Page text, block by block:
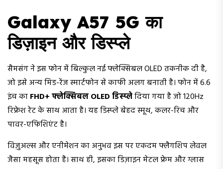
Galaxy A57 5G का
डिज़ाइन और डिस्प्ले
सैमसंग ने इस फोन में बिल्कुल नई फ्लेक्सिबल OLED तकनीक दी है,
जो इसे अन्य मिड-रेंज स्मार्टफोन से काफी अलग बनाती है। फोन में 6.6
इंच काFHD+ फ्लेक्सिबल OLED डिस्प्लेदिया गया है जो 120Hz
रिफ्रेश रेट के साथ आता है। यह डिस्प्ले बेहद स्मूथ, कलर-रिच और
पावर-एफिशिएंट है।
विज़ुअल्स और एनीमेशन का अनुभव इस पर एकदम फ्लैगशिप लेवल
जैसा महसूस होता है। साथ ही, इसका डिज़ाइन मेटल फ्रेम और ग्लास